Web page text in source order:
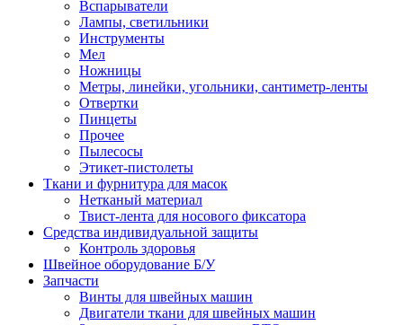
Вспарыватели
Лампы, светильники
Инструменты
Мел
Ножницы
Метры, линейки, угольники, сантиметр-ленты
Отвертки
Пинцеты
Прочее
Пылесосы
Этикет-пистолеты
Ткани и фурнитура для масок
Нетканый материал
Твист-лента для носового фиксатора
Средства индивидуальной защиты
Контроль здоровья
Швейное оборудование Б/У
Запчасти
Винты для швейных машин
Двигатели ткани для швейных машин